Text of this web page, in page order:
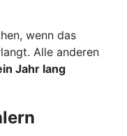
wenn das
Alle anderen
Jahr lang